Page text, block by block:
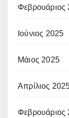
Φεβρουάριος
Ιούνιος 2025
Μάιος 2025
Απρίλιος
Φεβρουάριος